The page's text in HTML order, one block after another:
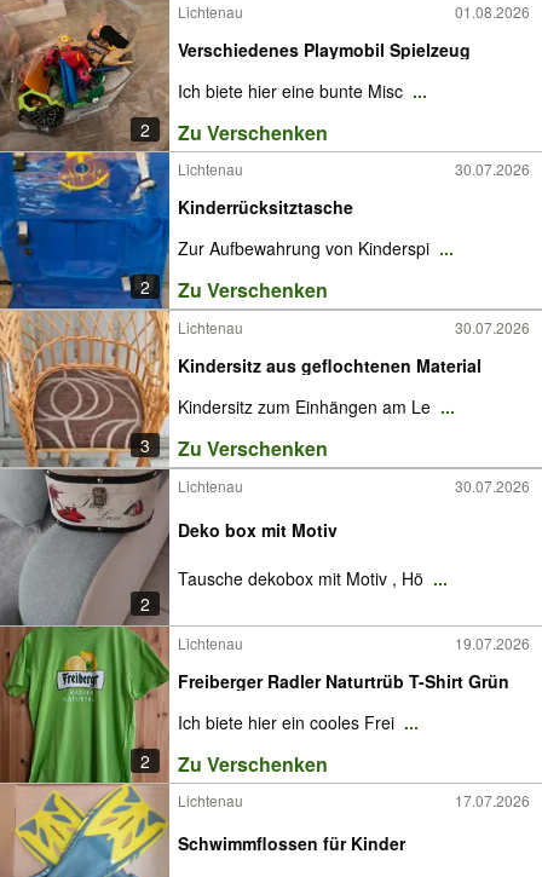
2
Lichtenau 01.08.2026
Verschiedenes Playmobil Spielzeug
Ich biete hier eine bunte Misc ...
Zu Verschenken
2
Lichtenau 30.07.2026
Kinderrücksitztasche
Zur Aufbewahrung von Kinderspi ...
Zu Verschenken
3
Lichtenau 30.07.2026
Kindersitz aus geflochtenen Material
Kindersitz zum Einhängen am Le ...
Zu Verschenken
2
Lichtenau 30.07.2026
Deko box mit Motiv
Tausche dekobox mit Motiv , Hö ...
2
Lichtenau 19.07.2026
Freiberger Radler Naturtrüb T-Shirt Grün
Ich biete hier ein cooles Frei ...
Zu Verschenken
Lichtenau 17.07.2026
Schwimmflossen für Kinder